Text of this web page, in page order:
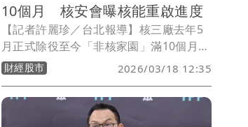
10個月 核安會曝核能重啟進度
【記者許麗珍／台北報導】核三廠去年5
月正式除役至今「非核家園」滿10個月，
外界關切核二、核三何時重啟，核安會今
於立院表示，依經濟部對外說明，台電預
定3月底前先提出核三廠再運轉計畫，並
於自主安檢後，再提出老化評估等技術報
財經股市 2026/03/18 12:35